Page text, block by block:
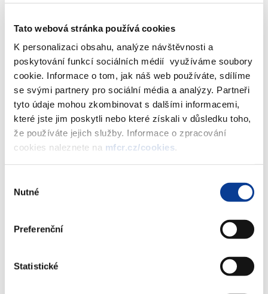
Tato webová stránka používá cookies
K personalizaci obsahu, analýze návštěvnosti a
poskytování funkcí sociálních médií využíváme soubory
cookie. Informace o tom, jak náš web používáte, sdílíme
se svými partnery pro sociální média a analýzy. Partneři
tyto údaje mohou zkombinovat s dalšími informacemi,
které jste jim poskytli nebo které získali v důsledku toho,
že používáte jejich služby. Informace o zpracování
cookies naleznete na mfcr.cz/cookies.
souhlasu
Nutné
Preferenční
Statistické
Okruh účastníků:
Podmínky veřejné soutěže (.PDF, 827 kB)
Kontaktní formulář pro Vyhlašovatele veřejné
soutěže (.PDF, 42 kB)
Dokumenty ke stažení
Kontaktní formulář pro Vyhlašovatele